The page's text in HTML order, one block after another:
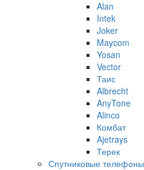
Alan
Intek
Joker
Maycom
Yosan
Vector
Таис
Albrecht
AnyTone
Alinco
Комбат
Ajetrays
Терек
Спутниковые телефоны